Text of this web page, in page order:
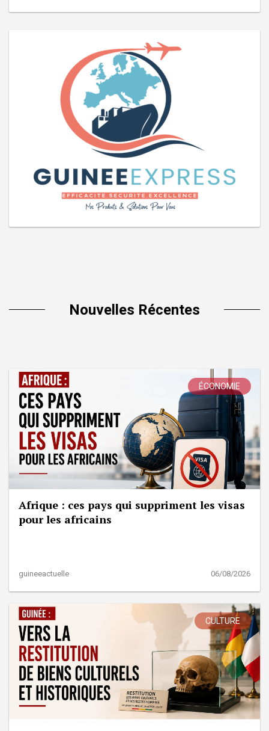
Nouvelles Récentes
ÉCONOMIE
Afrique : ces pays qui suppriment les visas
pour les africains
guineeactuelle 06/08/2026
CULTURE